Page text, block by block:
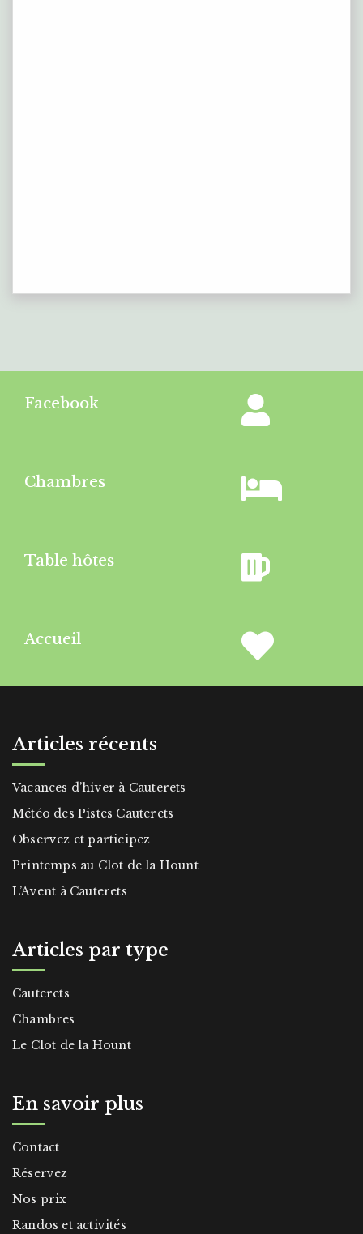
Facebook
Chambres
Table hôtes
Accueil
Articles récents
Vacances d’hiver à Cauterets
Météo des Pistes Cauterets
Observez et participez
Printemps au Clot de la Hount
L’Avent à Cauterets
Articles par type
Cauterets
Chambres
Le Clot de la Hount
En savoir plus
Contact
Réservez
Nos prix
Randos et activités